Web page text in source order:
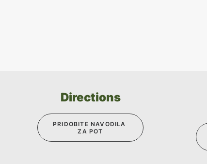
Directions
PRIDOBITE NAVODILA
ZA POT